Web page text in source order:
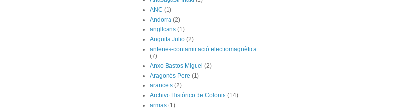
ANC (1)
Andorra (2)
anglicans (1)
Anguita Julio (2)
antenes-contaminació electromagnètica
(7)
Anxo Bastos Miguel (2)
Aragonés Pere (1)
arancels (2)
Archivo Histórico de Colonia (14)
armas (1)